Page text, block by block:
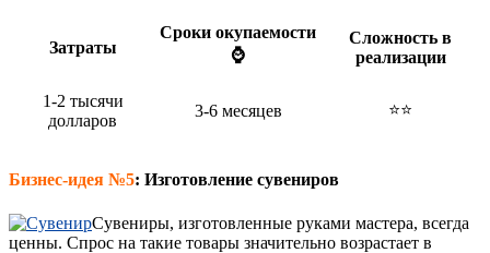
Затраты
Сроки окупаемости
⌚
Сложность в
реализации
1-2 тысячи
долларов
3-6 месяцев ⭐⭐
Бизнес-идея №5: Изготовление сувениров
Сувениры, изготовленные руками мастера, всегда
ценны. Спрос на такие товары значительно возрастает в